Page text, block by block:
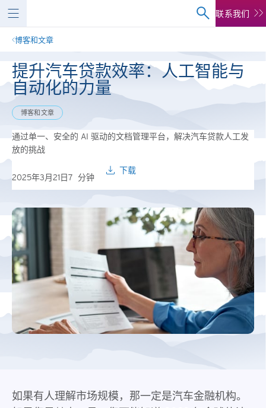
联系我们
博客和文章
提升汽车贷款效率：人工智能与
自动化的力量
博客和文章
通过单一、安全的 AI 驱动的文档管理平台，解决汽车贷款人工发
放的挑战
2025年3月21日7 分钟
下载
如果有人理解市场规模，那一定是汽车金融机构。